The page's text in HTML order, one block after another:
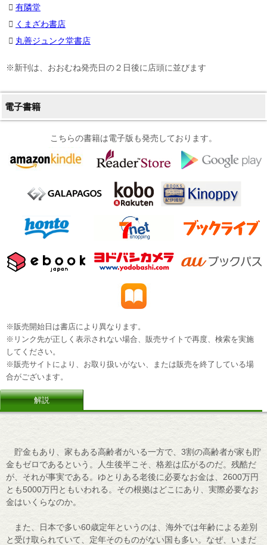
有隣堂
くまざわ書店
丸善ジュンク堂書店
※新刊は、おおむね発売日の２日後に店頭に並びます
電子書籍
こちらの書籍は電子版も発売しております。
※販売開始日は書店により異なります。
※リンク先が正しく表示されない場合、販売サイトで再度、検索を実施
してください。
※販売サイトにより、お取り扱いがない、または販売を終了している場
合がございます。
解説
貯金もあり、家もある高齢者がいる一方で、3割の高齢者が家も貯
金もゼロであるという。人生後半こそ、格差は広がるのだ。残酷だ
が、それが事実である。ゆとりある老後に必要なお金は、2600万円
とも5000万円ともいわれる。その根拠はどこにあり、実際必要なお
金はいくらなのか。
また、日本で多い60歳定年というのは、海外では年齢による差別
と受け取られていて、定年そのものがない国も多い。なぜ、いまだ